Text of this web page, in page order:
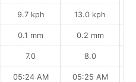
9.7 kph
0.1 mm
7.0
05:24 AM
13.0 kph
0.2 mm
8.0
05:25 AM